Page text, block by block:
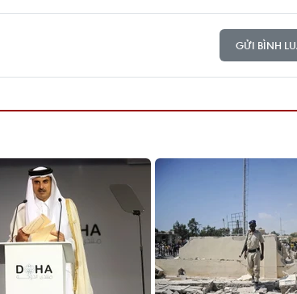
GỬI BÌNH